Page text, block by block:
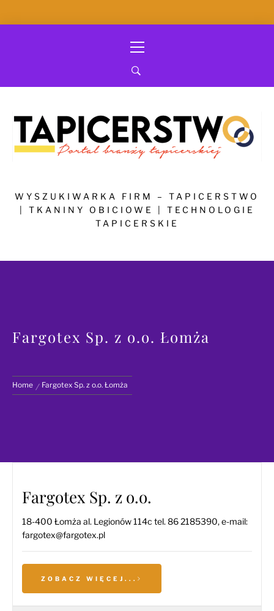
Menu
WYSZUKIWARKA FIRM – TAPICERSTWO
| TKANINY OBICIOWE | TECHNOLOGIE
TAPICERSKIE
Fargotex Sp. z o.o. Łomża
Home Fargotex Sp. z o.o. Łomża
Fargotex Sp. z o.o.
18-400 Łomża al. Legionów 114c tel. 86 2185390, e-mail:
fargotex@fargotex.pl
ZOBACZ WIĘCEJ...